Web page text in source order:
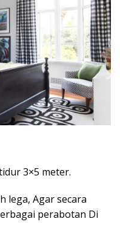
3×5 meter.
lega, Agar secara
perabotan Di